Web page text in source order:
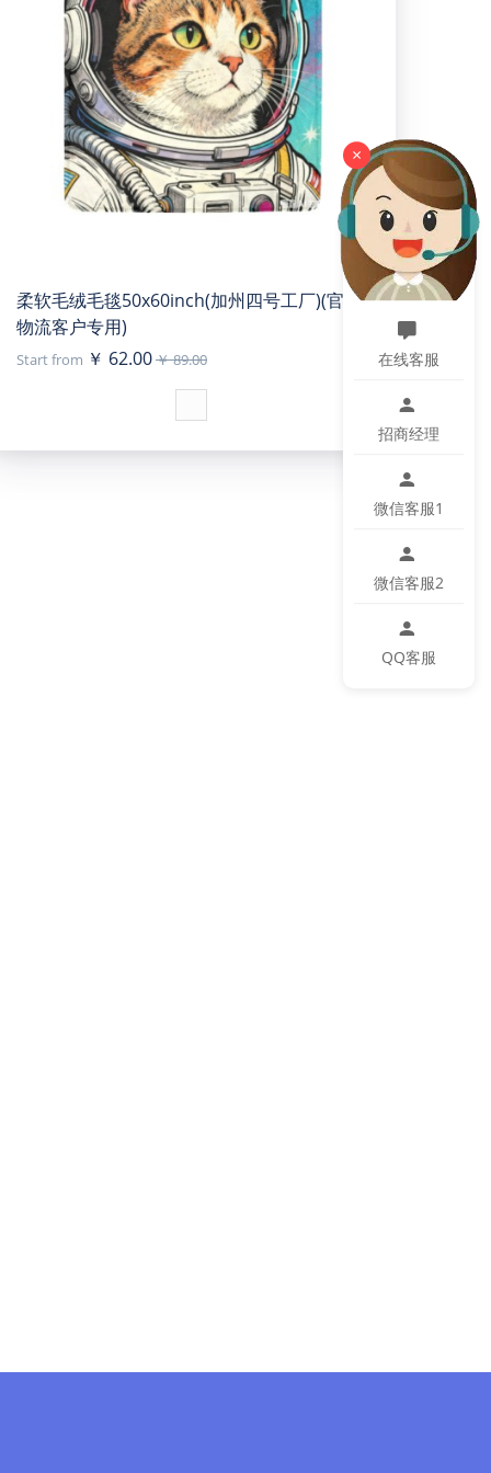
柔软毛绒毛毯50x60inch(加州四号工厂)(官方
物流客户专用)
Start from ￥ 62.00￥ 89.00
×
在线客服
招商经理
微信客服1
微信客服2
QQ客服